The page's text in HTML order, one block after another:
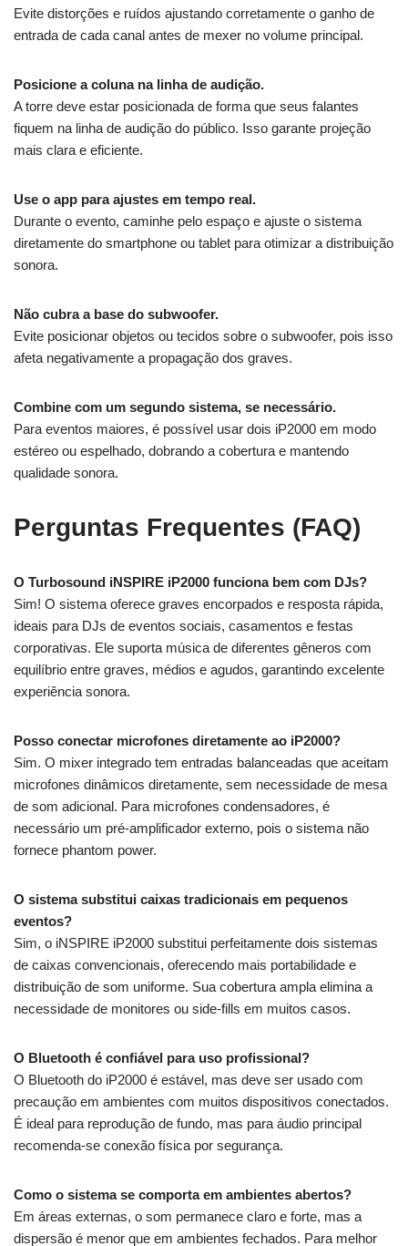
Evite distorções e ruídos ajustando corretamente o ganho de
entrada de cada canal antes de mexer no volume principal.
Posicione a coluna na linha de audição.
A torre deve estar posicionada de forma que seus falantes
fiquem na linha de audição do público. Isso garante projeção
mais clara e eficiente.
Use o app para ajustes em tempo real.
Durante o evento, caminhe pelo espaço e ajuste o sistema
diretamente do smartphone ou tablet para otimizar a distribuição
sonora.
Não cubra a base do subwoofer.
Evite posicionar objetos ou tecidos sobre o subwoofer, pois isso
afeta negativamente a propagação dos graves.
Combine com um segundo sistema, se necessário.
Para eventos maiores, é possível usar dois iP2000 em modo
estéreo ou espelhado, dobrando a cobertura e mantendo
qualidade sonora.
Perguntas Frequentes (FAQ)
O Turbosound iNSPIRE iP2000 funciona bem com DJs?
Sim! O sistema oferece graves encorpados e resposta rápida,
ideais para DJs de eventos sociais, casamentos e festas
corporativas. Ele suporta música de diferentes gêneros com
equilíbrio entre graves, médios e agudos, garantindo excelente
experiência sonora.
Posso conectar microfones diretamente ao iP2000?
Sim. O mixer integrado tem entradas balanceadas que aceitam
microfones dinâmicos diretamente, sem necessidade de mesa
de som adicional. Para microfones condensadores, é
necessário um pré-amplificador externo, pois o sistema não
fornece phantom power.
O sistema substitui caixas tradicionais em pequenos
eventos?
Sim, o iNSPIRE iP2000 substitui perfeitamente dois sistemas
de caixas convencionais, oferecendo mais portabilidade e
distribuição de som uniforme. Sua cobertura ampla elimina a
necessidade de monitores ou side-fills em muitos casos.
O Bluetooth é confiável para uso profissional?
O Bluetooth do iP2000 é estável, mas deve ser usado com
precaução em ambientes com muitos dispositivos conectados.
É ideal para reprodução de fundo, mas para áudio principal
recomenda-se conexão física por segurança.
Como o sistema se comporta em ambientes abertos?
Em áreas externas, o som permanece claro e forte, mas a
dispersão é menor que em ambientes fechados. Para melhor